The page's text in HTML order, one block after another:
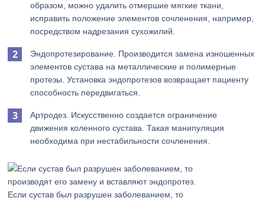
образом, можно удалить отмершие мягкие ткани,
исправить положение элементов сочленения, например,
посредством надрезания сухожилий.
Эндопротезирование. Производится замена изношенных
элементов сустава на металлические и полимерные
протезы. Установка эндопротезов возвращает пациенту
способность передвигаться.
Артродез. Искусственно создается ограничение
движения коленного сустава. Такая манипуляция
необходима при нестабильности сочленения.
Если сустав был разрушен заболеванием, то